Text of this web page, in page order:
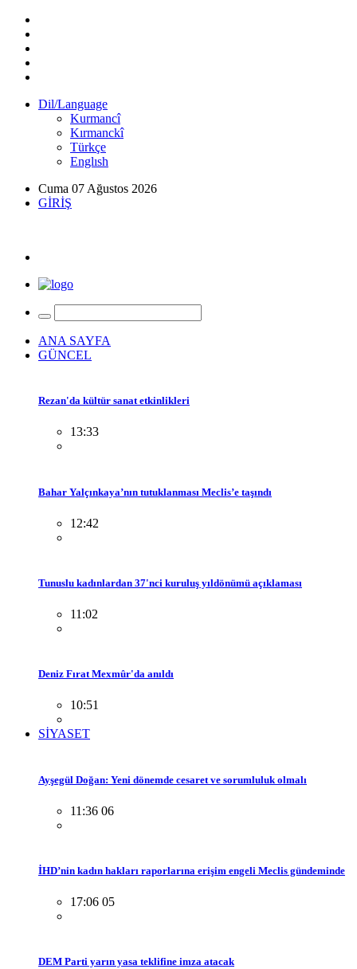
Dil/Language
Kurmancî
Kırmanckî
Türkçe
Englısh
Cuma 07 Ağustos 2026
GİRİŞ
ANA SAYFA
GÜNCEL
Rezan'da kültür sanat etkinlikleri
13:33
Bahar Yalçınkaya’nın tutuklanması Meclis’e taşındı
12:42
Tunuslu kadınlardan 37'nci kuruluş yıldönümü açıklaması
11:02
Deniz Fırat Mexmûr'da anıldı
10:51
SİYASET
Ayşegül Doğan: Yeni dönemde cesaret ve sorumluluk olmalı
11:36 06
İHD’nin kadın hakları raporlarına erişim engeli Meclis gündeminde
17:06 05
DEM Parti yarın yasa teklifine imza atacak